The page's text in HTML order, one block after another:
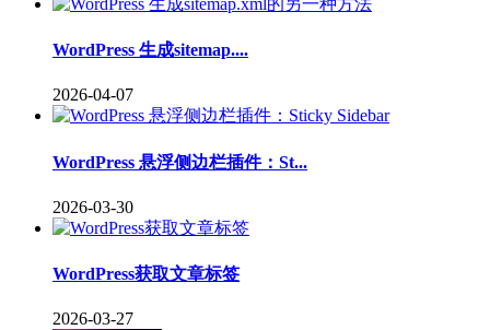
WordPress 生成sitemap....
2026-04-07
WordPress 悬浮侧边栏插件：St...
2026-03-30
WordPress获取文章标签
2026-03-27